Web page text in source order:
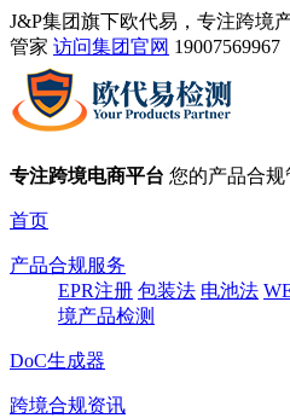
J&P集团旗下欧代易，专注跨境
管家 访问集团官网 19007569967
专注跨境电商平台 您的产品合规
首页
产品合规服务
EPR注册 包装法 电池法
境产品检测
DoC生成器
跨境合规资讯